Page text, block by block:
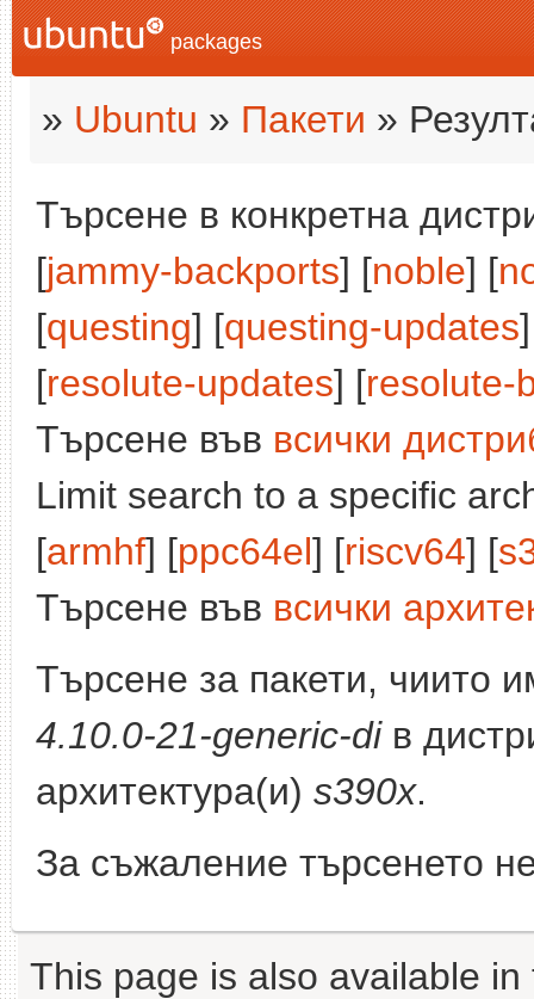
packages
» Ubuntu » Пакети »
Търсене в конкретна
[jammy-backports] [noble] [
[questing] [questing-updates
[resolute-updates] [resolute-
Търсене във всички
Limit search to a specific
[armhf] [ppc64el] [riscv64] [
Търсене във всички
Търсене за пакети, чиито
4.10.0-21-generic-diв
архитектура(и) s390x.
За съжаление търсенето
This page is also available